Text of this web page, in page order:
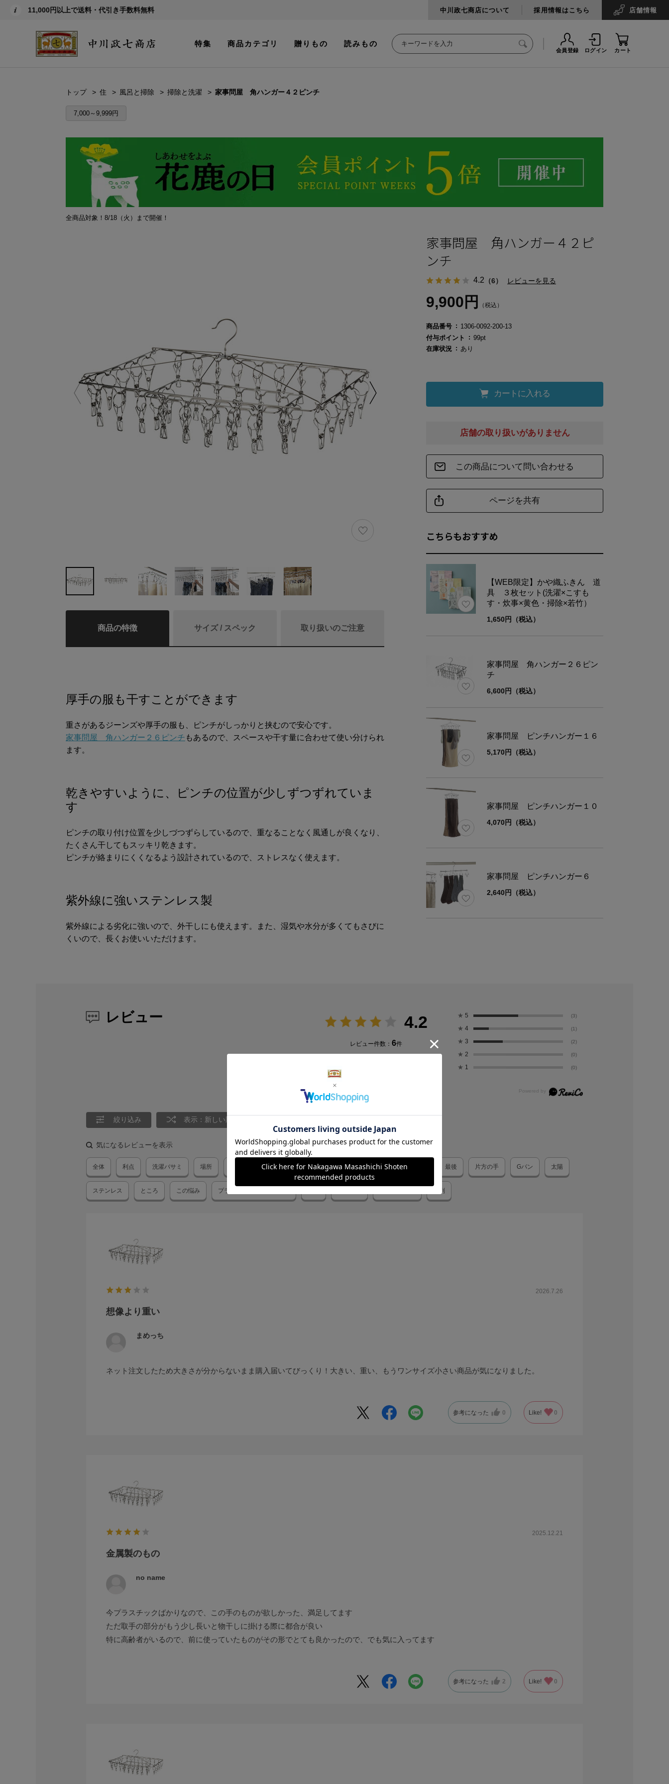
11,000円以上で送料・代引き手数料無料 中川政七商店について 採用情報はこちら 店舗情報
特集 商品カテゴリ 贈りもの 読みもの
会員登録 ログイン カート
トップ 住 風呂と掃除 掃除と洗濯 家事問屋 角ハンガー４２ピンチ
7,000～9,999円
全商品対象！8/18（火）まで開催！
商品の特徴 サイズ / スペック 取り扱いのご注意
厚手の服も干すことができます
重さがあるジーンズや厚手の服も、ピンチがしっかりと挟むので安心です。
家事問屋 角ハンガー２６ピンチ もあるので、スペースや干す量に合わせて使い分けられ
ます。
乾きやすいように、ピンチの位置が少しずつずれていま
す
ピンチの取り付け位置を少しづつずらしているので、重なることなく風通しが良くなり、
たくさん干してもスッキリ乾きます。
ピンチが絡まりにくくなるよう設計されているので、ストレスなく使えます。
紫外線に強いステンレス製
紫外線による劣化に強いので、外干しにも使えます。また、湿気や水分が多くてもさびに
くいので、長くお使いいただけます。
重さ 1.18kg
耐荷重
サイズ
家事問屋 角ハンガー４２ピ
ンチ
4.2 （6） レビューを見る
9,900円 （税込）
商品番号
1306-0092-200-13
付与ポイント
99pt
在庫状況
あり
カートに入れる
こちらもおすすめ
【WEB限定】かや織ふきん 道
具 ３枚セット(洗濯×こすも
す・炊事×黄色・掃除×若竹）
1,650円（税込）
家事問屋 角ハンガー２６ピン
チ
6,600円（税込）
家事問屋 ピンチハンガー１６
5,170円（税込）
家事問屋 ピンチハンガー１０
4,070円（税込）
家事問屋 ピンチハンガー６
2,640円（税込）
この商品について問い合わせる
ページを共有
店舗の取り扱いがありません
レビュー 4.2
レビュー件数： 6件
★ 5 (3)
★ 4 (1)
★ 3 (2)
★ 2 (0)
★ 1 (0)
絞り込み 表示：新しい順
気になるレビューを表示
全体 利点 洗濯バサミ 場所 プラスティックの洗濯物かけ この商品 最後 片方の手 Gパン 太陽
ステンレス ところ この悩み プラスティック特有の劣化 横列
2026.7.26
想像より重い
まめっち
ネット注文したため大きさが分からないまま購入届いてびっくり！大きい、重い、もうワンサイズ小さい商品が気になりました。
参考になった 0 Like! 0
2025.12.21
金属製のもの
no name
今プラスチックばかりなので、この手のものが欲しかった、満足してます
ただ取手の部分がもう少し長いと物干しに掛ける際に都合が良い
特に高齢者がいるので、前に使っていたものがその形でとても良かったので、でも気に入ってます
参考になった 2 Like! 0